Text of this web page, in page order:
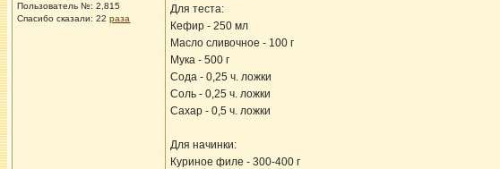
Пользователь №: 2,815
Спасибо сказали:22 раза
Для теста:
Кефир - 250 мл
Масло сливочное - 100 г
Мука - 500 г
Сода - 0,25 ч. ложки
Соль - 0,25 ч. ложки
Сахар - 0,5 ч. ложки
Для начинки:
Куриное филе - 300-400 г